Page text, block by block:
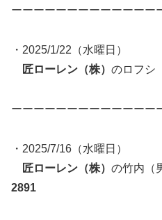
ーーーーーーーーーーーーー
・2025/1/22（水曜日）
匠ローレン（株） のロフ
ーーーーーーーーーーーーー
・2025/7/16（水曜日）
匠ローレン（株） の竹内
2891